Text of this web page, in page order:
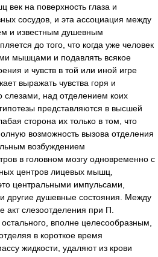
век на поверхность глаза и
сосудов, и эта ассоциация между
и известным душевным
до того, что когда уже человек
мышцами и подавлять всякое
и чувств в той или иной игре
выражать чувства горя и
слезами, над отделением коих
представляются в высшей
сторона их только в том, что
возможность вызова отделения
возбуждением
в головном мозгу одновременно с
центров лицевых мышц,
центральными импульсами,
другие душевные состояния. Между
акт слезоотделения при П.
вполне целесообразным,
в короткое время
жидкости, удаляют из крови